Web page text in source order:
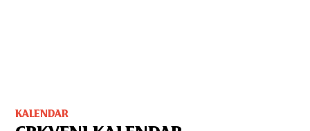
KALENDAR